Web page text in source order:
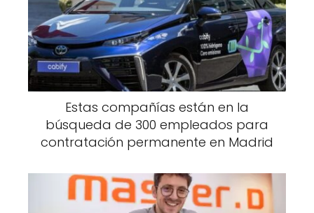
Estas compañías están en la
búsqueda de 300 empleados para
contratación permanente en Madrid